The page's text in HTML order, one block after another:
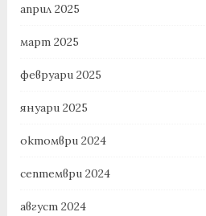
април 2025
март 2025
февруари 2025
януари 2025
октомври 2024
септември 2024
август 2024